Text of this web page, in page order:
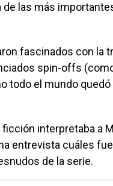
las más
fascinados con la
spin-offs
todo el mundo
interpretaba a
entrevista cuáles
de la serie.